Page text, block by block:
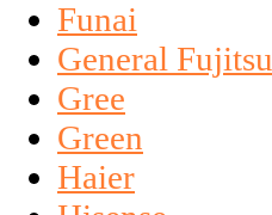
Funai
General Fujitsu
Gree
Green
Haier